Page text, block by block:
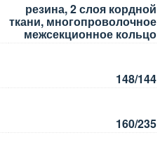
резина, 2 слоя кордной
ткани, многопроволочное
межсекционное кольцо
148/144
160/235